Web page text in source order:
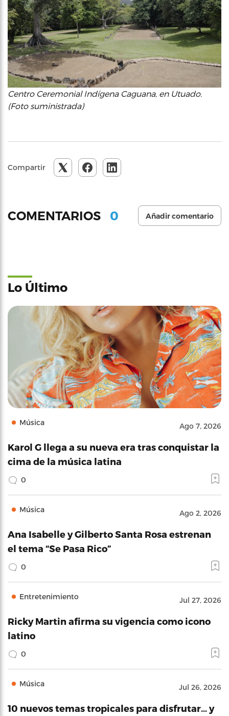
Centro Ceremonial Indígena Caguana, en Utuado.
(Foto suministrada)
Compartir
COMENTARIOS 0 Añadir comentario
Lo Último
Música Ago 7, 2026
Karol G llega a su nueva era tras conquistar la
cima de la música latina
0
Música Ago 2, 2026
Ana Isabelle y Gilberto Santa Rosa estrenan
el tema “Se Pasa Rico”
0
Entretenimiento Jul 27, 2026
Ricky Martin afirma su vigencia como icono
latino
0
Música Jul 26, 2026
10 nuevos temas tropicales para disfrutar… y